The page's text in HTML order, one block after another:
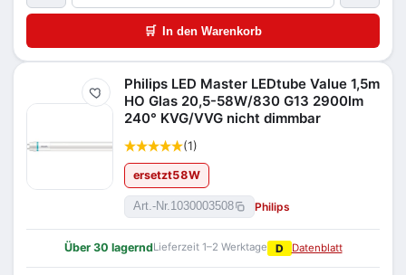
🛒 In den Warenkorb
Merken
Philips LED Master LEDtube Value 1,5m
HO Glas 20,5-58W/830 G13 2900lm
240° KVG/VVG nicht dimmbar
(1)
ersetzt58W
Art.-Nr.1030003508 Philips
Über 30 lagerndLieferzeit 1–2 Werktage D Datenblatt